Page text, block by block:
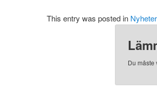
This entry was posted in Nyheter
Du